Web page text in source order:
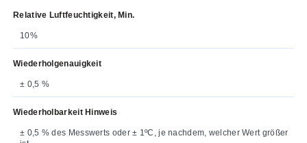
Relative Luftfeuchtigkeit, Min.
10%
Wiederholgenauigkeit
± 0,5 %
Wiederholbarkeit Hinweis
± 0,5 % des Messwerts oder ± 1ºC, je nachdem, welcher Wert größer